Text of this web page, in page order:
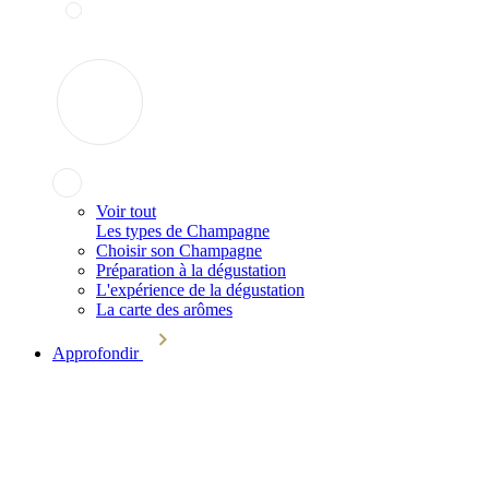
Voir tout
Les types de Champagne
Choisir son Champagne
Préparation à la dégustation
L'expérience de la dégustation
La carte des arômes
Approfondir